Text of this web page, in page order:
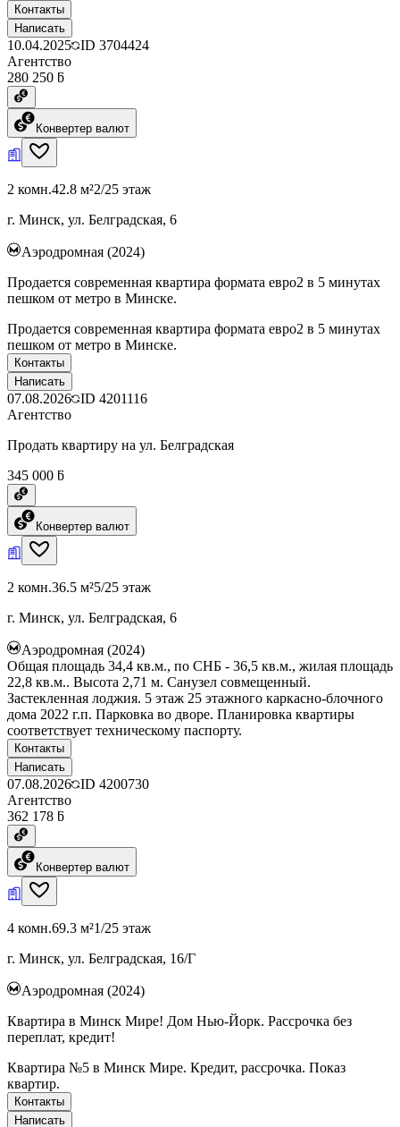
Контакты
Написать
10.04.2025 ID 3704424
Агентство
280 250 ƃ
Конвертер валют
2 комн.42.8 м²2/25 этаж
г. Минск, ул. Белградская, 6
Аэродромная (2024)
Продается современная квартира формата евро2 в 5 минутах
пешком от метро в Минске.
Продается современная квартира формата евро2 в 5 минутах
пешком от метро в Минске.
Контакты
Написать
07.08.2026 ID 4201116
Агентство
Продать квартиру на ул. Белградская
345 000 ƃ
Конвертер валют
2 комн.36.5 м²5/25 этаж
г. Минск, ул. Белградская, 6
Аэродромная (2024)
Общая площадь 34,4 кв.м., по СНБ - 36,5 кв.м., жилая площадь
22,8 кв.м.. Высота 2,71 м. Санузел совмещенный.
Застекленная лоджия. 5 этаж 25 этажного каркасно-блочного
дома 2022 г.п. Парковка во дворе. Планировка квартиры
соответствует техническому паспорту.
Контакты
Написать
07.08.2026 ID 4200730
Агентство
362 178 ƃ
Конвертер валют
4 комн.69.3 м²1/25 этаж
г. Минск, ул. Белградская, 16/Г
Аэродромная (2024)
Квартира в Минск Мире! Дом Нью-Йорк. Рассрочка без
переплат, кредит!
Квартира №5 в Минск Мире. Кредит, рассрочка. Показ
квартир.
Контакты
Написать